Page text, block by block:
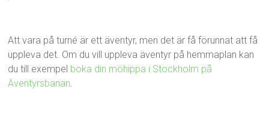
Att vara på turné är ett äventyr, men det är få förunnat att få
uppleva det. Om du vill uppleva äventyr på hemmaplan kan
du till exempel boka din möhippa i Stockholm på
Äventyrsbanan.